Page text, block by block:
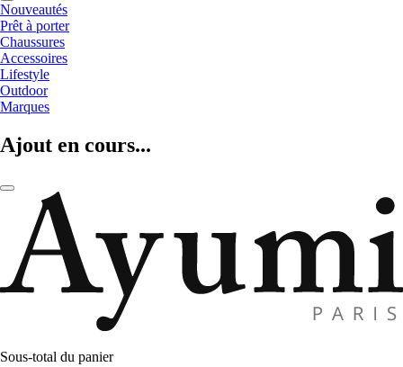
Nouveautés
Prêt à porter
Chaussures
Accessoires
Lifestyle
Outdoor
Marques
Ajout en cours...
Sous-total du panier